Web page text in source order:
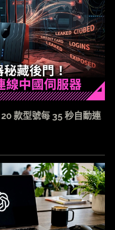
款型號每 35 秒自動連